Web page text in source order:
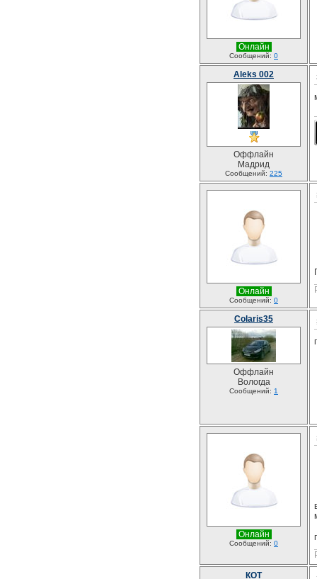
Онлайн
Сообщений: 0
Aleks 002
Оффлайн
Мадрид
Сообщений: 225
Онлайн
Сообщений: 0
Colaris35
Оффлайн
Вологда
Сообщений: 1
Онлайн
Сообщений: 0
КОТ